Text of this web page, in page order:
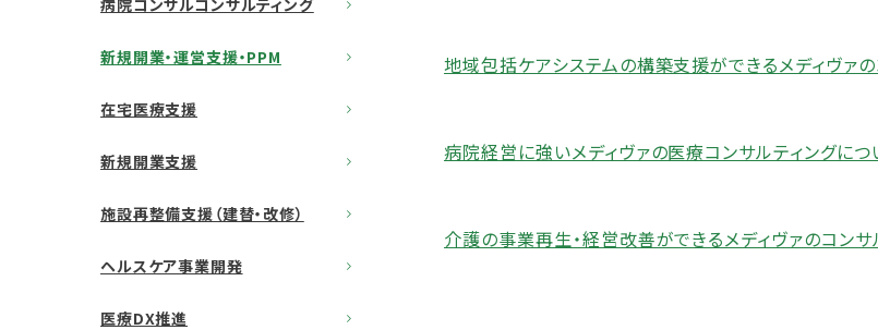
病院コンサルコンサルティング
新規開業・運営支援・PPM
在宅医療支援
新規開業支援
施設再整備支援（建替・改修）
ヘルスケア事業開発
医療DX推進
地域包括ケアシステムの構築支援ができるメディヴァ
病院経営に強いメディヴァの医療コンサルティングにつ
介護の事業再生・経営改善ができるメディヴァのコンサ